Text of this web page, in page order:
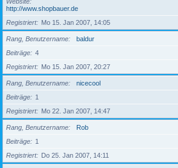
http://www.shopbauer.de
Registriert
Mo 15. Jan 2007, 14:05
Rang, Benutzername
baldur
Beiträge
4
Registriert
Mo 15. Jan 2007, 20:27
Rang, Benutzername
nicecool
Beiträge
1
Registriert
Mo 22. Jan 2007, 14:47
Rang, Benutzername
Rob
Beiträge
1
Registriert
Do 25. Jan 2007, 14:11